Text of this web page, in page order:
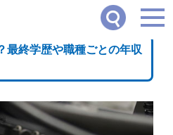
凸版印刷の年収は低い？最終学歴や職種ごとの年
最終学歴や職種ごとの年収